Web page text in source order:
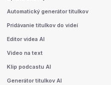
Automatický generátor titulkov
Pridávanie titulkov do videí
Editor videa AI
Video na text
Klip podcastu AI
Generátor titulkov AI